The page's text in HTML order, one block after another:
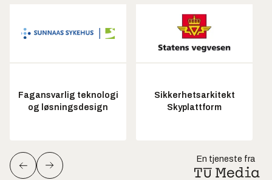
Fagansvarlig teknologi
og løsningsdesign
Sikkerhetsarkitekt
Skyplattform
En tjeneste fra